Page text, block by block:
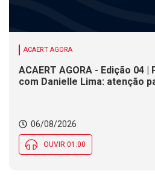
ACAERT AGORA
ACAERT AGORA - Edição 04
com Danielle Lima: atenção
06/08/2026
OUVIR 01:00